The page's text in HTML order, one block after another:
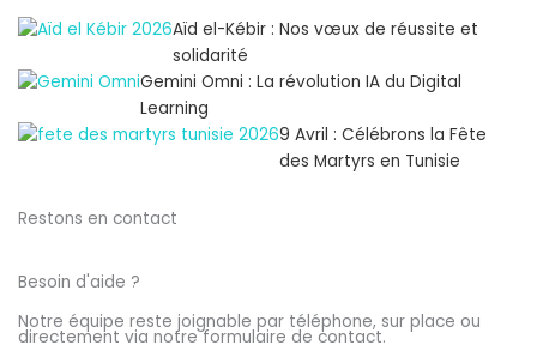
Aïd el-Kébir : Nos vœux de réussite et
solidarité
Gemini Omni : La révolution IA du Digital
Learning
9 Avril : Célébrons la Fête
des Martyrs en Tunisie
Restons en contact
Besoin d'aide ?
Notre équipe reste joignable par téléphone, sur place ou
directement via notre formulaire de contact.